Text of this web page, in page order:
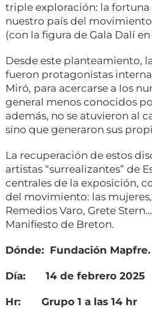
triple exploración: la fortuna
nuestro país del
(con la figura de Gala Dalí
Desde este planteamiento,
fueron protagonistas
Miró, para acercarse a los
general menos conocidos
además, no se atuvieron al
sino que generaron sus
La recuperación de estos
artistas “surrealizantes” de
centrales de la exposición,
del movimiento: las
Remedios Varo, Grete
Manifiesto de Breton.
Dónde: Fundación Mapfre.
Día: 14 de febrero 2025
Hr: Grupo 1 a las 14 hr